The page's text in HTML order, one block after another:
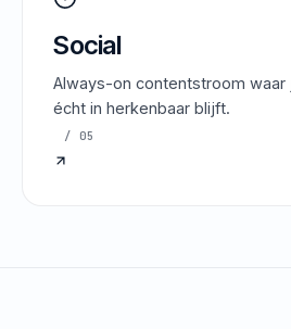
Social
Always-on contentstroom waar
écht in herkenbaar blijft.
/ 05